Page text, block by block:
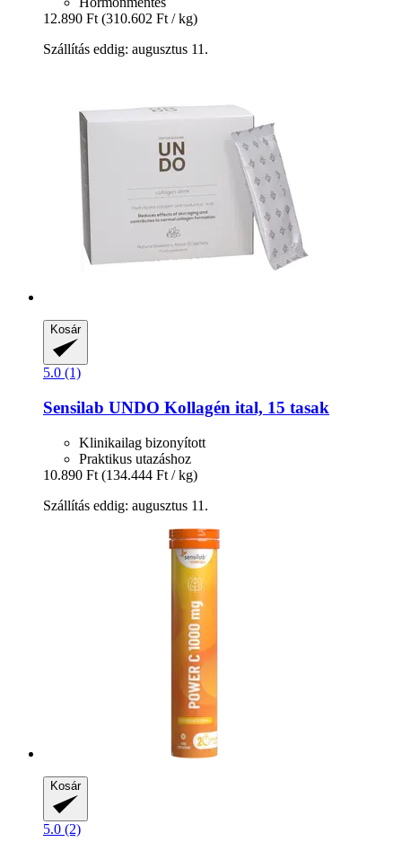
12.890 Ft (310.602 Ft / kg)
Szállítás eddig: augusztus 11.
Kosár
5.0 (1)
Sensilab UNDO Kollagén ital, 15 tasak
Klinikailag bizonyított
Praktikus utazáshoz
10.890 Ft (134.444 Ft / kg)
Szállítás eddig: augusztus 11.
Kosár
5.0 (2)